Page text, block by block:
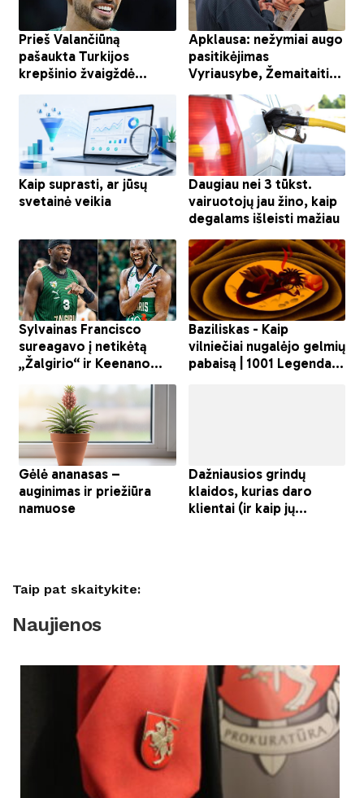
Taip pat skaitykite:
Naujienos